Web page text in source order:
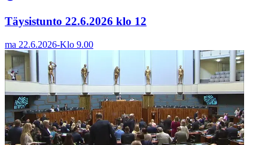
Täysistunto 22.6.2026 klo 12
ma 22.6.2026-Klo 9.00